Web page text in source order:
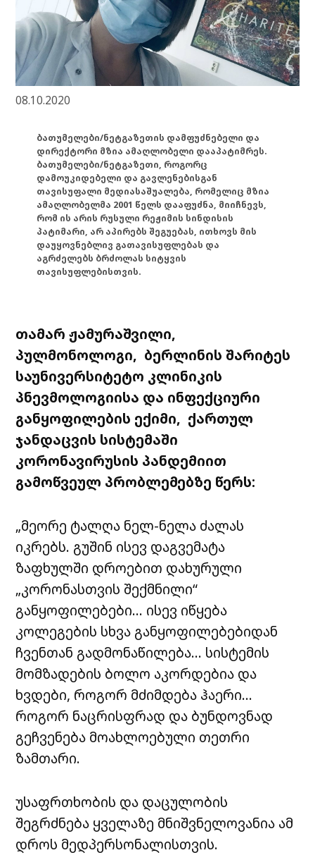
08.10.2020
ბათუმელები/ნეტგაზეთის დამფუძნებელი და
დირექტორი მზია ამაღლობელი დააპატიმრეს.
ბათუმელები/ნეტგაზეთი, როგორც
დამოუკიდებელი და გავლენებისგან
თავისუფალი მედიასაშუალება, რომელიც მზია
ამაღლობელმა 2001 წელს დააფუძნა, მიიჩნევს,
რომ ის არის რუსული რეჟიმის სინდისის
პატიმარი, არ აპირებს შეგუებას, ითხოვს მის
დაუყოვნებლივ გათავისუფლებას და
აგრძელებს ბრძოლას სიტყვის
თავისუფლებისთვის.
თამარ ჟამურაშვილი,
პულმონოლოგი, ბერლინის შარიტეს
საუნივერსიტეტო კლინიკის
პნევმოლოგიისა და ინფექციური
განყოფილების ექიმი, ქართულ
ჯანდაცვის სისტემაში
კორონავირუსის პანდემიით
გამოწვეულ პრობლემებზე წერს:
„მეორე ტალღა ნელ-ნელა ძალას
იკრებს. გუშინ ისევ დაგვემატა
ზაფხულში დროებით დახურული
„კორონასთვის შექმნილი“
განყოფილებები… ისევ იწყება
კოლეგების სხვა განყოფილებებიდან
ჩვენთან გადმონაწილება… სისტემის
მომზადების ბოლო აკორდებია და
ხვდები, როგორ მძიმდება ჰაერი…
როგორ ნაცრისფრად და ბუნდოვნად
გეჩვენება მოახლოებული თეთრი
ზამთარი.
უსაფრთხობის და დაცულობის
შეგრძნება ყველაზე მნიშვნელოვანია ამ
დროს მედპერსონალისთვის.